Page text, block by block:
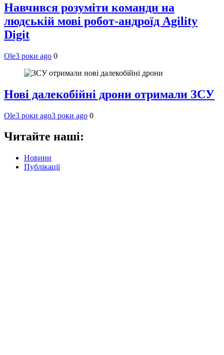
Навчився розуміти команди на
людській мові робот-андроїд Agility
Digit
Ole3 роки ago 0
Нові далекобійні дрони отримали ЗСУ
Ole3 роки ago3 роки ago 0
Читайте наші:
Новини
Публікації